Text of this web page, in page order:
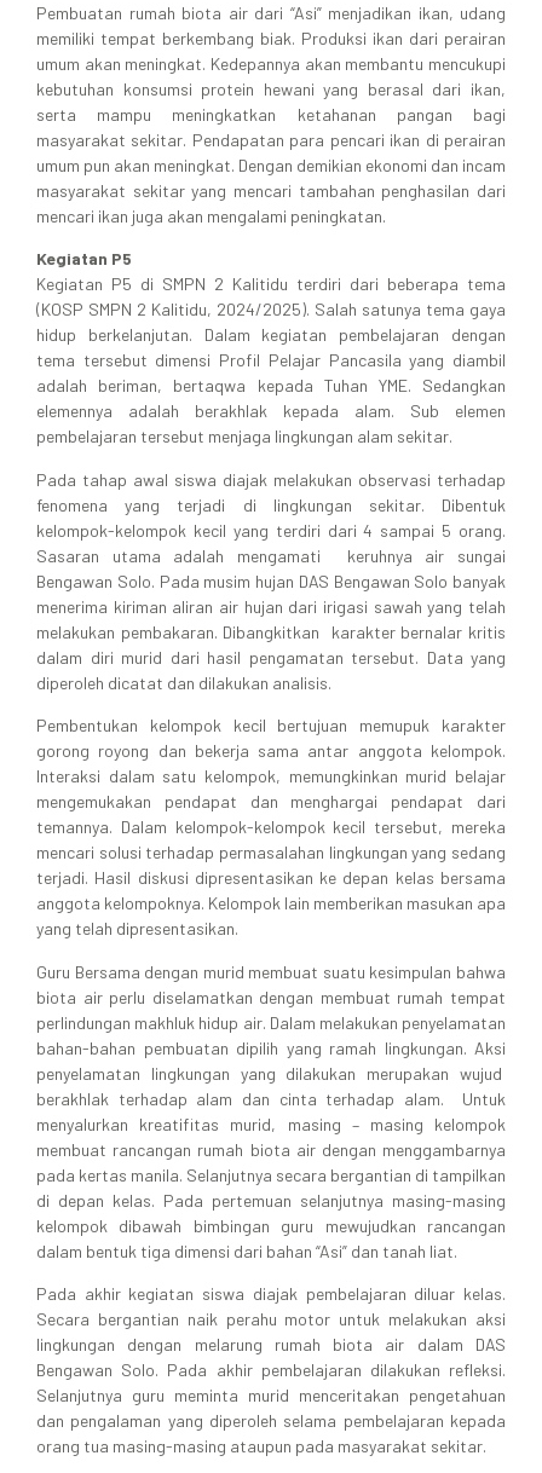
Pembuatan rumah biota air dari “Asi” menjadikan ikan, udang
memiliki tempat berkembang biak. Produksi ikan dari perairan
umum akan meningkat. Kedepannya akan membantu mencukupi
kebutuhan konsumsi protein hewani yang berasal dari ikan,
serta mampu meningkatkan ketahanan pangan bagi
masyarakat sekitar. Pendapatan para pencari ikan di perairan
umum pun akan meningkat. Dengan demikian ekonomi dan incam
masyarakat sekitar yang mencari tambahan penghasilan dari
mencari ikan juga akan mengalami peningkatan.
Kegiatan P5
Kegiatan P5 di SMPN 2 Kalitidu terdiri dari beberapa tema
(KOSP SMPN 2 Kalitidu, 2024/2025). Salah satunya tema gaya
hidup berkelanjutan. Dalam kegiatan pembelajaran dengan
tema tersebut dimensi Profil Pelajar Pancasila yang diambil
adalah beriman, bertaqwa kepada Tuhan YME. Sedangkan
elemennya adalah berakhlak kepada alam. Sub elemen
pembelajaran tersebut menjaga lingkungan alam sekitar.
Pada tahap awal siswa diajak melakukan observasi terhadap
fenomena yang terjadi di lingkungan sekitar. Dibentuk
kelompok-kelompok kecil yang terdiri dari 4 sampai 5 orang.
Sasaran utama adalah mengamati keruhnya air sungai
Bengawan Solo. Pada musim hujan DAS Bengawan Solo banyak
menerima kiriman aliran air hujan dari irigasi sawah yang telah
melakukan pembakaran. Dibangkitkan karakter bernalar kritis
dalam diri murid dari hasil pengamatan tersebut. Data yang
diperoleh dicatat dan dilakukan analisis.
Pembentukan kelompok kecil bertujuan memupuk karakter
gorong royong dan bekerja sama antar anggota kelompok.
Interaksi dalam satu kelompok, memungkinkan murid belajar
mengemukakan pendapat dan menghargai pendapat dari
temannya. Dalam kelompok-kelompok kecil tersebut, mereka
mencari solusi terhadap permasalahan lingkungan yang sedang
terjadi. Hasil diskusi dipresentasikan ke depan kelas bersama
anggota kelompoknya. Kelompok lain memberikan masukan apa
yang telah dipresentasikan.
Guru Bersama dengan murid membuat suatu kesimpulan bahwa
biota air perlu diselamatkan dengan membuat rumah tempat
perlindungan makhluk hidup air. Dalam melakukan penyelamatan
bahan-bahan pembuatan dipilih yang ramah lingkungan. Aksi
penyelamatan lingkungan yang dilakukan merupakan wujud
berakhlak terhadap alam dan cinta terhadap alam. Untuk
menyalurkan kreatifitas murid, masing – masing kelompok
membuat rancangan rumah biota air dengan menggambarnya
pada kertas manila. Selanjutnya secara bergantian di tampilkan
di depan kelas. Pada pertemuan selanjutnya masing-masing
kelompok dibawah bimbingan guru mewujudkan rancangan
dalam bentuk tiga dimensi dari bahan “Asi” dan tanah liat.
Pada akhir kegiatan siswa diajak pembelajaran diluar kelas.
Secara bergantian naik perahu motor untuk melakukan aksi
lingkungan dengan melarung rumah biota air dalam DAS
Bengawan Solo. Pada akhir pembelajaran dilakukan refleksi.
Selanjutnya guru meminta murid menceritakan pengetahuan
dan pengalaman yang diperoleh selama pembelajaran kepada
orang tua masing-masing ataupun pada masyarakat sekitar.